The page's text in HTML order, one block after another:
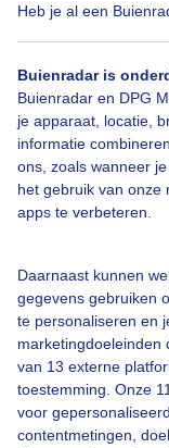
Heb je al een
Buienradar is
Buienradar en DPG
je apparaat, locatie,
informatie
ons, zoals wanneer
het gebruik van onze
apps te verbeteren.
Daarnaast kunnen
gegevens gebruiken
te personaliseren en
marketingdoeleinden
van 13 externe
toestemming. Onze
voor
contentmetingen,
Zon Wolken
Bekijk slideshow
Over